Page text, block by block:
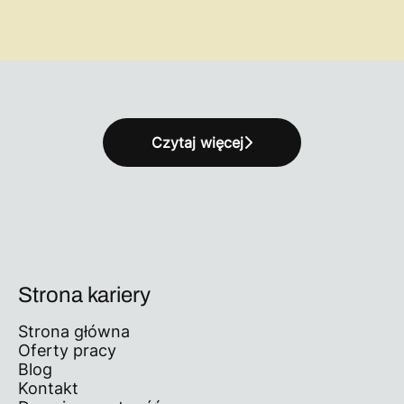
Czytaj więcej
Strona kariery
Strona główna
Oferty pracy
Blog
Kontakt